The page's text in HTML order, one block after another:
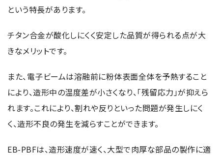
という特長があります。
チタン合金が酸化しにくく安定した品質が得られる点が大
きなメリットです。
また、電子ビームは溶融前に粉体表面全体を予熱すること
により、造形中の温度差が小さくなり、「残留応力」が抑えら
れます。これにより、割れや反りといった問題が発生しにく
く、造形不良の発生を減らすことができます。
EB-PBFは、造形速度が速く、大型で肉厚な部品の製作に適